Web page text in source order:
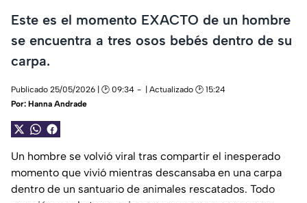
Este es el momento EXACTO de un hombre
se encuentra a tres osos bebés dentro de su
carpa.
Publicado 25/05/2026 | 🕑 09:34
| Actualizado 🕑 15:24
Por: Hanna Andrade
Un hombre se volvió viral tras compartir el inesperado
momento que vivió mientras descansaba en una carpa
dentro de un santuario de animales rescatados. Todo